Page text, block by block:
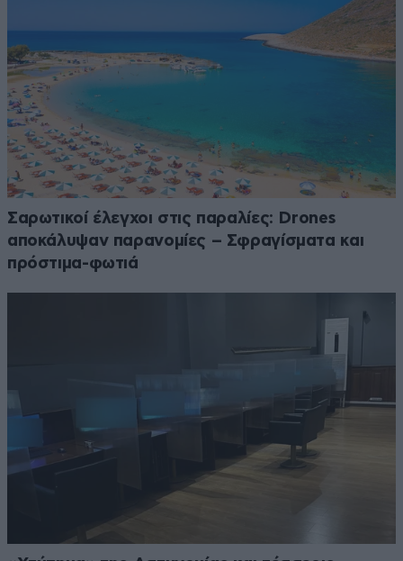
Σαρωτικοί έλεγχοι στις παραλίες: Drones
αποκάλυψαν παρανομίες – Σφραγίσματα και
πρόστιμα-φωτιά